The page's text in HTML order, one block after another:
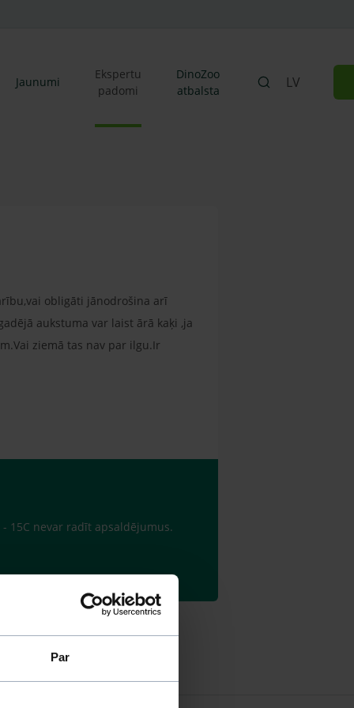
Par
Jaunumi
Ekspertu
padomi
DinoZoo
atbalsta
LV
obligāti jānodrošina arī
aukstuma var laist ārā kaķi ,ja
ziemā tas nav par ilgu.Ir
15C nevar radīt apsaldējumus.